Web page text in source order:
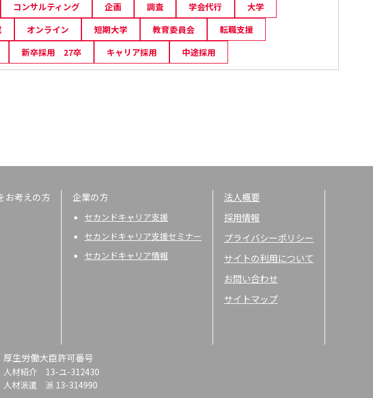
コンサルティング 企画 調査 学会代行
大学
オンライン 短期大学 教育委員会
転職支援
新卒採用 27卒 キャリア採用 中途採用
お考えの方 企業の方
セカンドキャリア支援
セカンドキャリア支援セミナー
セカンドキャリア情報
法人概要
採用情報
プライバシーポリシー
サイトの利用について
お問い合わせ
サイトマップ
厚生労働大臣許可番号
人材紹介 13-ユ-312430
人材派遣 派 13-314990